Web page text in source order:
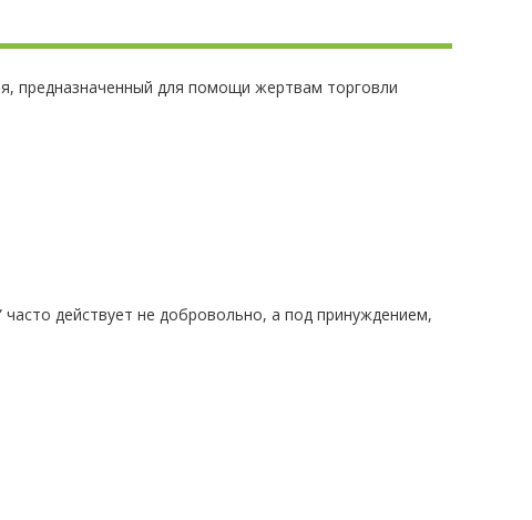
предназначенный для помощи жертвам торговли
действует не добровольно, а под принуждением,